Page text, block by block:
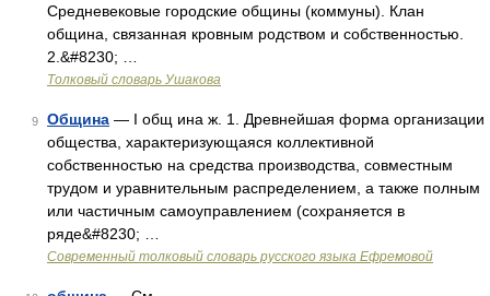
Средневековые городские общины (коммуны). Клан
община, связанная кровным родством и собственностью.
2.&#8230; …
Толковый словарь Ушакова
9 Община — I общ ина ж. 1. Древнейшая форма организации
общества, характеризующаяся коллективной
собственностью на средства производства, совместным
трудом и уравнительным распределением, а также полным
или частичным самоуправлением (сохраняется в
ряде&#8230; …
Современный толковый словарь русского языка Ефремовой